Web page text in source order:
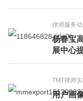
律师服务
杨春宝
展中心
TMT律师
用户画